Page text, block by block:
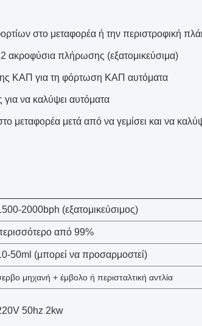
στο μεταφορέα ή την περιστροφική
ακροφύσια πλήρωσης (εξατομικεύσιμα)
ΚΑΠ για τη φόρτωση ΚΑΠ αυτόματα
να καλύψει αυτόματα
μεταφορέα μετά από να γεμίσει και να
2000bph (εξατομικεύσιμος)
από 99%
50ml (μπορεί να προσαρμοστεί)
μηχανή + έμβολο ή περισταλτική αντλία
50hz 2kw